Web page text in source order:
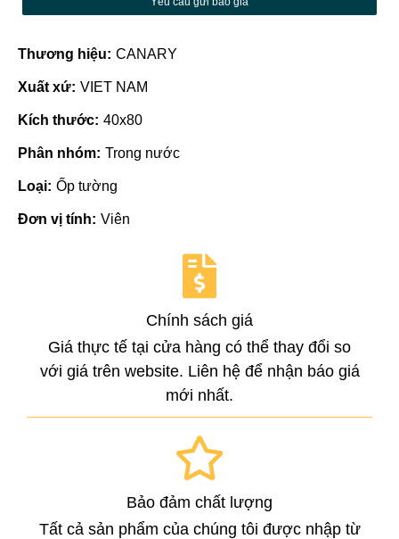
Thương hiệu: CANARY
Xuất xứ: VIET NAM
Kích thước: 40x80
Phân nhóm: Trong nước
Loại: Ốp tường
Đơn vị tính: Viên
Chính sách giá
Giá thực tế tại cửa hàng có thể thay đổi so
với giá trên website. Liên hệ để nhận báo giá
mới nhất.
Bảo đảm chất lượng
Tất cả sản phẩm của chúng tôi được nhập từ